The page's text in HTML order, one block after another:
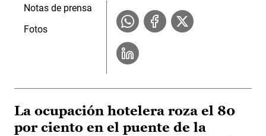
Notas de prensa
Fotos
La ocupación hotelera roza el 80
por ciento en el puente de la